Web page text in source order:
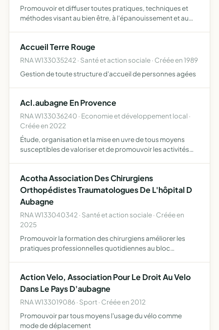
Promouvoir et diffuser toutes pratiques, techniques et
méthodes visant au bien être, à l'épanouissement et au
technique…
Accueil Terre Rouge
RNA W133035242 · Santé et action sociale · Créée en 1989
Gestion de toute structure d'accueil de personnes agées
Acl.aubagne En Provence
RNA W133036240 · Economie et développement local ·
Créée en 2022
Étude, organisation et la mise en uvre de tous moyens
susceptibles de valoriser et de promouvoir les activités
prom…
Acotha Association Des Chirurgiens
Orthopédistes Traumatologues De L'hôpital D
Aubagne
RNA W133040342 · Santé et action sociale · Créée en
2025
Promouvoir la formation des chirurgiens améliorer les
pratiques professionnelles quotidiennes au bloc
écono…
Action Velo, Association Pour Le Droit Au Velo
Dans Le Pays D'aubagne
RNA W133019086 · Sport · Créée en 2012
Promouvoir par tous moyens l'usage du vélo comme
mode de déplacement